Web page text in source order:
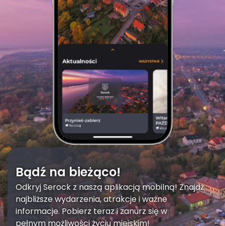
Bądź na bieżąco!
Odkryj Serock z naszą aplikacją mobilną! Znajdź
najbliższe wydarzenia, atrakcje i ważne
informacje. Pobierz teraz i zanurz się w
pełnym możliwości życiu miejskim!